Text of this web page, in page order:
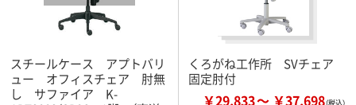
スチールケース アプトバリ
ュー オフィスチェア 肘無
し サファイア K-
くろがね工作所 SVチェア
固定肘付
￥29,833 ￥37,698